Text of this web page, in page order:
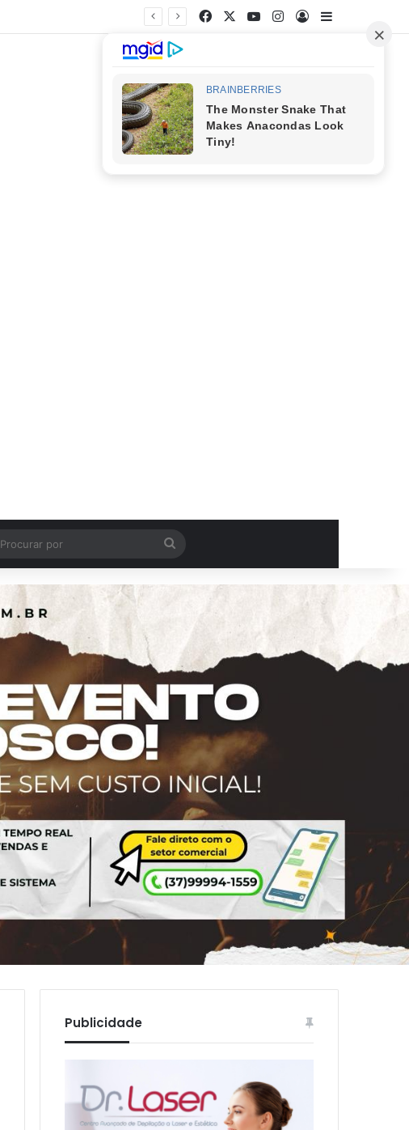
FacebookYouTubeInstagram
EntrarBarra Lateral
por
Publicidade